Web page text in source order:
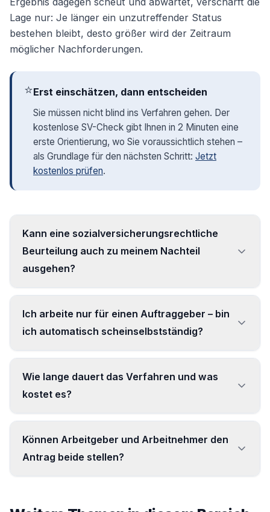
Lage nur: Je länger ein unzutreffender Status
bestehen bleibt, desto größer wird der Zeitraum
möglicher Nachforderungen.
⭐Erst einschätzen, dann entscheiden
Sie müssen nicht blind ins Verfahren gehen. Der
kostenlose SV-Check gibt Ihnen in 2 Minuten eine
erste Orientierung, wo Sie voraussichtlich stehen –
als Grundlage für den nächsten Schritt: Jetzt
kostenlos prüfen.
Kann eine sozialversicherungsrechtliche
Beurteilung auch zu meinem Nachteil
ausgehen?
Versicherungspflicht. Eine Einschätzung im
Vorfeld zeigt aber meist schon, welches
Ergebnis realistisch zu erwarten ist.
Ich arbeite nur für einen Auftraggeber – bin
ich automatisch scheinselbstständig?
arbeitet, ist meist nur arbeitnehmerähnlich
selbstständig (dann allein
rentenversicherungspflichtig).
Weisungsgebundenheit und Eingliederung
hinzukommen.
Wie lange dauert das Verfahren und was
kostet es?
innerhalb von drei Monaten. Das Verfahren
selbst ist gebührenfrei.
Können Arbeitgeber und Arbeitnehmer den
Antrag beide stellen?
Antrag allein einreichen; die Beteiligten müssen